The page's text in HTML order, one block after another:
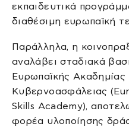
εκπαιδευτικά
διαθέσιμη ευρωπαϊκή
Παράλληλα, η
αναλάβει σταδιακά
Ευρωπαϊκής
Κυβερνοασφάλειας
Skills Academy),
φορέα υλοποίησης